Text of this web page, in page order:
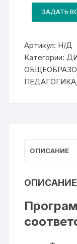
курса
оценивание
подход
к
оценке
учебных
достижений
обучающихся
ЗАДАТЬ
Артикул: Н/Д
Категории:
ОПИСАНИЕ
ОПИСАНИЕ